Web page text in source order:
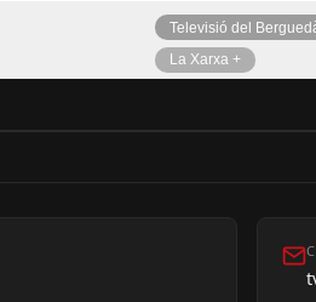
Televisió del
La Xarxa +